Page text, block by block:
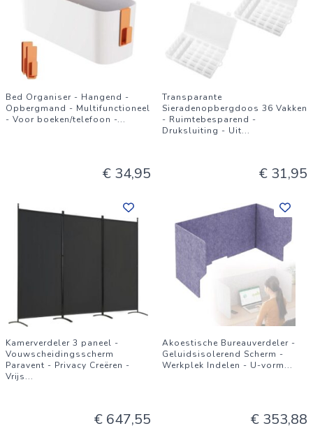
Bed Organiser - Hangend -
Opbergmand - Multifunctioneel
- Voor boeken/telefoon -...
€ 34,95
Transparante
Sieradenopbergdoos 36 Vakken
- Ruimtebesparend -
Druksluiting - Uit...
€ 31,95
Kamerverdeler 3 paneel -
Vouwscheidingsscherm
Paravent - Privacy Creëren -
Vrijs...
€ 647,55
Akoestische Bureauverdeler -
Geluidsisolerend Scherm -
Werkplek Indelen - U-vorm...
€ 353,88